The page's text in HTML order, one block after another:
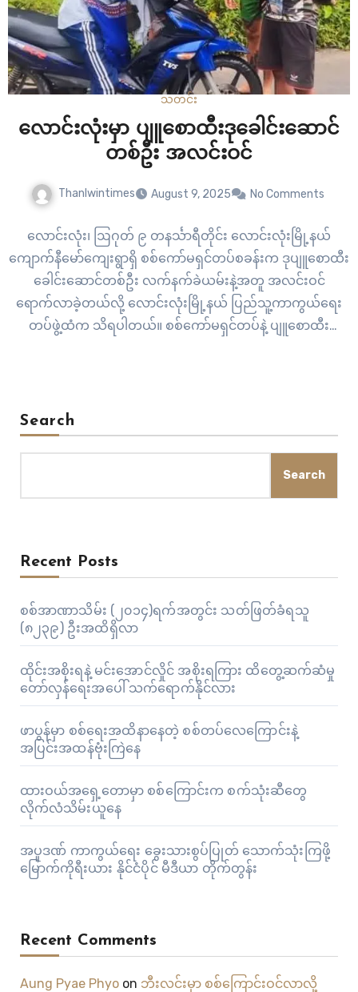
သတင်း
လောင်းလုံးမှာ ပျူစောထီးဒုခေါင်းဆောင်
တစ်ဦး အလင်းဝင်
Thanlwintimes August 9, 2025 No Comments
လောင်းလုံး၊ ဩဂုတ် ၉ တနင်္သာရီတိုင်း လောင်းလုံးမြို့နယ်
ကျောက်နီမော်ကျေးရွာရှိ စစ်ကော်မရှင်တပ်စခန်းက ဒုပျူစောထီး
ခေါင်းဆောင်တစ်ဦး လက်နက်ခဲယမ်းနဲ့အတူ အလင်းဝင်
ရောက်လာခဲ့တယ်လို့ လောင်းလုံးမြို့နယ် ပြည်သူ့ကာကွယ်ရေး
တပ်ဖွဲ့ထံက သိရပါတယ်။ စစ်ကော်မရှင်တပ်နဲ့ ပျူစောထီး
ခေါင်းဆောင်ကိုလားရဲ့ ပြောပြချက်အရ…
Search
Search
Recent Posts
စစ်အာဏာသိမ်း (၂၀၁၄)ရက်အတွင်း သတ်ဖြတ်ခံရသူ
(၈၂၃၉) ဦးအထိရှိလာ
ထိုင်းအစိုးရနဲ့ မင်းအောင်လှိုင် အစိုးရကြား ထိတွေ့ဆက်ဆံမှု
တော်လှန်ရေးအပေါ် သက်ရောက်နိုင်လား
ဖာပွန်မှာ စစ်ရေးအထိနာနေတဲ့ စစ်တပ်လေကြောင်းနဲ့
အပြင်းအထန်ဗုံးကြဲနေ
ထားဝယ်အရှေ့တောမှာ စစ်ကြောင်းက စက်သုံးဆီတွေ
လိုက်လံသိမ်းယူနေ
အပူဒဏ် ကာကွယ်ရေး ခွေးသားစွပ်ပြုတ် သောက်သုံးကြဖို့
မြောက်ကိုရီးယား နိုင်ငံပိုင် မီဒီယာ တိုက်တွန်း
Recent Comments
Aung Pyae Phyoon ဘီးလင်းမှာ စစ်ကြောင်းဝင်လာလို့